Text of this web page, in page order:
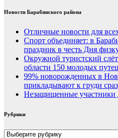
Новости Барабинского района
Отличные новости для
Спорт объединяет: в
праздник в честь Дня
Окружной туристский
области 150 молодых
99% новорожденных в
прикладывают к груди
Незащищенные участники
Рубрики
Рубрики